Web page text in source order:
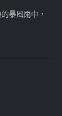
暴風雨中，